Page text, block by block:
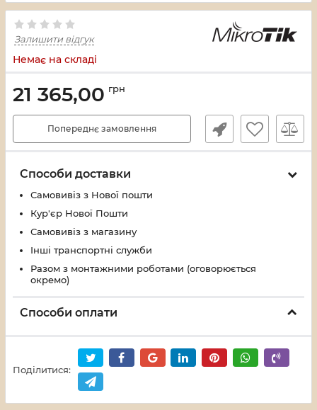
Залишити відгук
Немає на складі
21 365,00 грн
Попереднє замовлення
Способи доставки
Самовивіз з Нової пошти
Кур'єр Нової Пошти
Самовивіз з магазину
Інші транспортні служби
Разом з монтажними роботами (оговорюється
окремо)
Способи оплати
Поділитися: